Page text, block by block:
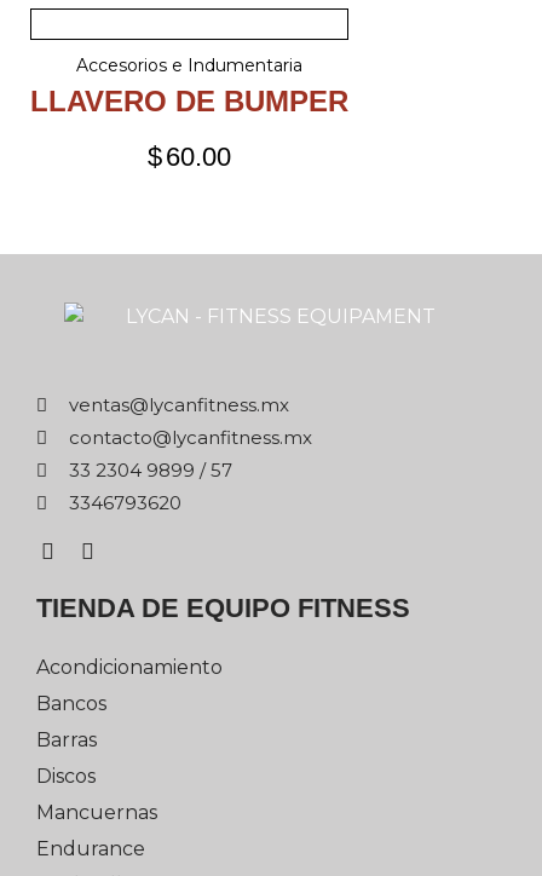
Accesorios e Indumentaria
LLAVERO DE BUMPER
$60.00
xm.ssentifnacyl@satnev
xm.ssentifnacyl@otcatnoc
75 / 9989 4032 33
0263976433
TIENDA DE EQUIPO FITNESS
Acondicionamiento
Bancos
Barras
Discos
Mancuernas
Endurance